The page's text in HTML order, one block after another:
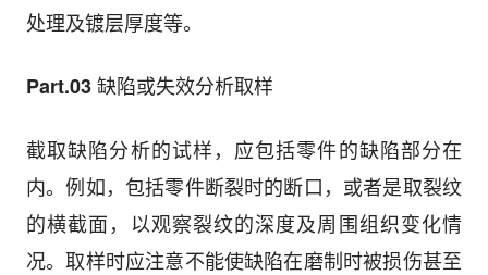
处理及镀层厚度等。
Part.03缺陷或失效分析取样
截取缺陷分析的试样，应包括零件的缺陷部分在
内。例如，包括零件断裂时的断口，或者是取裂纹
的横截面，以观察裂纹的深度及周围组织变化情
况。取样时应注意不能使缺陷在磨制时被损伤甚至